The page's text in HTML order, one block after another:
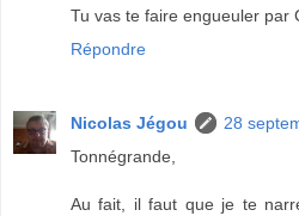
Tu vas te faire engueuler par
Répondre
Nicolas Jégou
28
Tonnégrande,
Au fait, il faut que je te